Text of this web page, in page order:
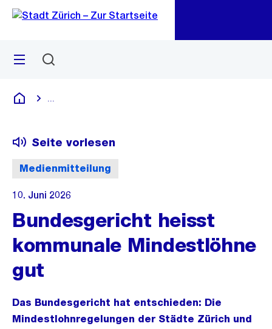
Navigation
Sprunglink
Menü
Deutsch
Medienmitteilung
Seite vorlesen
10. Juni 2026
Bundesgericht heisst
kommunale Mindestlöhne
gut
Das Bundesgericht hat entschieden: Die
Mindestlohnregelungen der Städte Zürich und